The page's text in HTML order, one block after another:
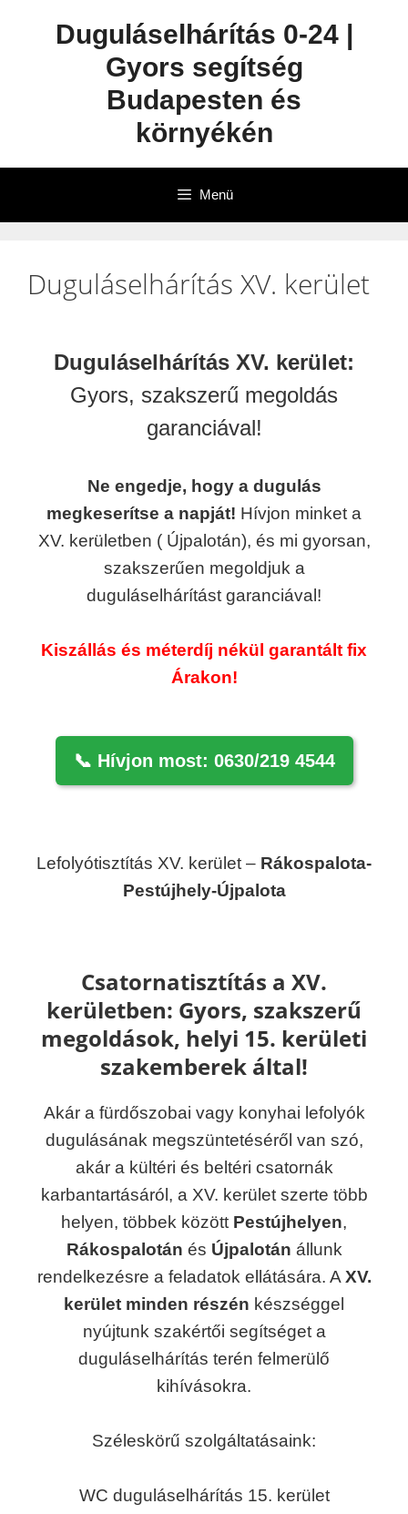
Duguláselhárítás 0-24 |
Gyors segítség
Budapesten és
környékén
Menü
Duguláselhárítás XV. kerület
Duguláselhárítás XV. kerület:
Gyors, szakszerű megoldás
garanciával!
Ne engedje, hogy a dugulás
megkeserítse a napját! Hívjon minket a
XV. kerületben ( Újpalotán), és mi gyorsan,
szakszerűen megoldjuk a
duguláselhárítást garanciával!
Kiszállás és méterdíj nékül garantált fix
Árakon!
📞 Hívjon most: 0630/219 4544
Lefolyótisztítás XV. kerület – Rákospalota-
Pestújhely-Újpalota
Csatornatisztítás a XV.
kerületben: Gyors, szakszerű
megoldások, helyi 15. kerületi
szakemberek által!
Akár a fürdőszobai vagy konyhai lefolyók
dugulásának megszüntetéséről van szó,
akár a kültéri és beltéri csatornák
karbantartásáról, a XV. kerület szerte több
helyen, többek között Pestújhelyen,
Rákospalotán és Újpalotán állunk
rendelkezésre a feladatok ellátására. A XV.
kerület minden részén készséggel
nyújtunk szakértői segítséget a
duguláselhárítás terén felmerülő
kihívásokra.
Széleskörű szolgáltatásaink:
WC duguláselhárítás 15. kerület